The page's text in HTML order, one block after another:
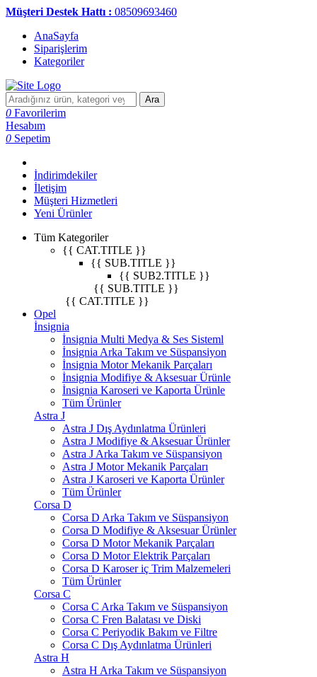
Müşteri Destek Hattı : 08509693460
AnaSayfa
Siparişlerim
Kategoriler
Ara
0 Favorilerim
Hesabım
0 Sepetim
İndirimdekiler
İletişim
Müşteri Hizmetleri
Yeni Ürünler
Tüm Kategoriler
{{ CAT.TITLE }}
{{ SUB.TITLE }}
{{ SUB2.TITLE }}
{{ SUB.TITLE }}
{{ CAT.TITLE }}
Opel
İnsignia
İnsignia Multi Medya & Ses Sisteml
İnsignia Arka Takım ve Süspansiyon
İnsignia Motor Mekanik Parçaları
İnsignia Modifiye & Aksesuar Ürünle
İnsignia Karoseri ve Kaporta Ürünle
Tüm Ürünler
Astra J
Astra J Dış Aydınlatma Ürünleri
Astra J Modifiye & Aksesuar Ürünler
Astra J Arka Takım ve Süspansiyon
Astra J Motor Mekanik Parçaları
Astra J Karoseri ve Kaporta Ürünler
Tüm Ürünler
Corsa D
Corsa D Arka Takım ve Süspansiyon
Corsa D Modifiye & Aksesuar Ürünler
Corsa D Motor Mekanik Parçaları
Corsa D Motor Elektrik Parçaları
Corsa D Karoser iç Trim Malzemeleri
Tüm Ürünler
Corsa C
Corsa C Arka Takım ve Süspansiyon
Corsa C Fren Balatası ve Diski
Corsa C Periyodik Bakım ve Filtre
Corsa C Dış Aydınlatma Ürünleri
Astra H
Astra H Arka Takım ve Süspansiyon